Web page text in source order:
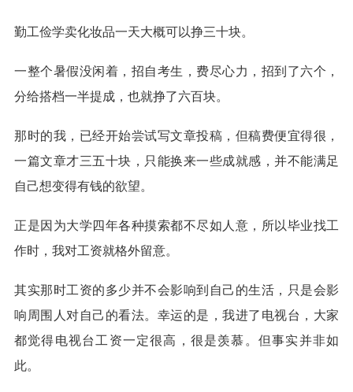
勤工俭学卖化妆品一天大概可以挣三十块。
一整个暑假没闲着，招自考生，费尽心力，招到了六个，
分给搭档一半提成，也就挣了六百块。
那时的我，已经开始尝试写文章投稿，但稿费便宜得很，
一篇文章才三五十块，只能换来一些成就感，并不能满足
自己想变得有钱的欲望。
正是因为大学四年各种摸索都不尽如人意，所以毕业找工
作时，我对工资就格外留意。
其实那时工资的多少并不会影响到自己的生活，只是会影
响周围人对自己的看法。幸运的是，我进了电视台，大家
都觉得电视台工资一定很高，很是羡慕。但事实并非如
此。